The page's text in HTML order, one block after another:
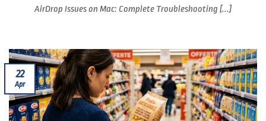
AirDrop Issues on Mac: Complete Troubleshooting [...]
22
Apr